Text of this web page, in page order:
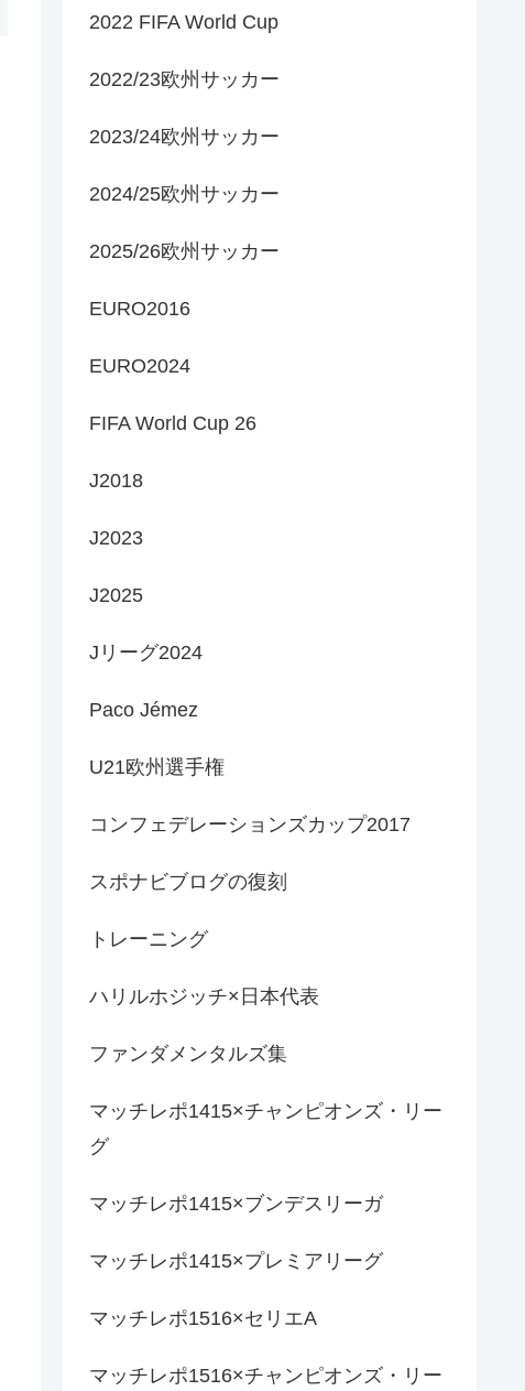
2022 FIFA World Cup
2022/23欧州サッカー
2023/24欧州サッカー
2024/25欧州サッカー
2025/26欧州サッカー
EURO2016
EURO2024
FIFA World Cup 26
J2018
J2023
J2025
Jリーグ2024
Paco Jémez
U21欧州選手権
コンフェデレーションズカップ2017
スポナビブログの復刻
トレーニング
ハリルホジッチ×日本代表
ファンダメンタルズ集
マッチレポ1415×チャンピオンズ・リー
グ
マッチレポ1415×ブンデスリーガ
マッチレポ1415×プレミアリーグ
マッチレポ1516×セリエA
マッチレポ1516×チャンピオンズ・リー